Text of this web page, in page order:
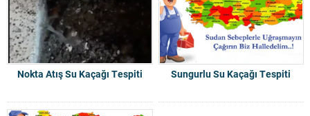
Nokta Atış Su Kaçağı Tespiti Sungurlu Su Kaçağı Tespiti